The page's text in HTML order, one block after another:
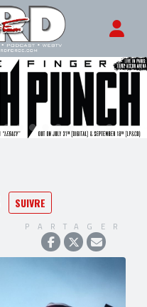
SUIVRE
PARTAGER